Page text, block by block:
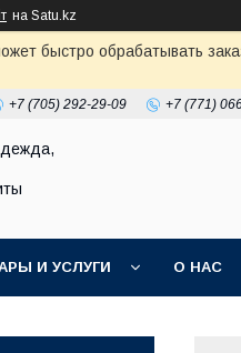
на Satu.kz
быстро обрабатывать
+7 (705) 292-29-09 +7 (771)
И УСЛУГИ О НАС